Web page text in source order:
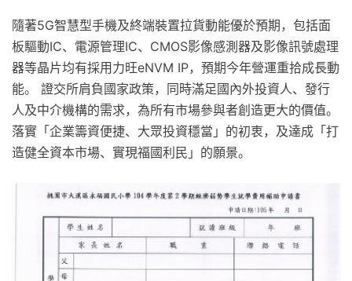
隨著5G智慧型手機及終端裝置拉貨動能優於預期，包括面
板驅動IC、電源管理IC、CMOS影像感測器及影像訊號處理
器等晶片均有採用力旺eNVM IP，預期今年營運重拾成長動
能。 證交所肩負國家政策，同時滿足國內外投資人、發行
人及中介機構的需求，為所有市場參與者創造更大的價值。
落實「企業籌資便捷、大眾投資穩當」的初衷，及達成「打
造健全資本市場、實現福國利民」的願景。